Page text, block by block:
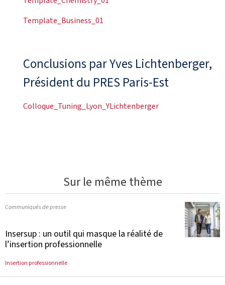
Template_Business_01
Conclusions par Yves Lichtenberger,
Président du PRES Paris-Est
Colloque_Tuning_Lyon_YLichtenberger
Sur le même thème
Communiqués de presse
Insersup : un outil qui masque la réalité de
l’insertion professionnelle
Insertion professionnelle